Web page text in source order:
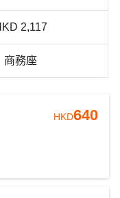
2,117
商務座
HKD640